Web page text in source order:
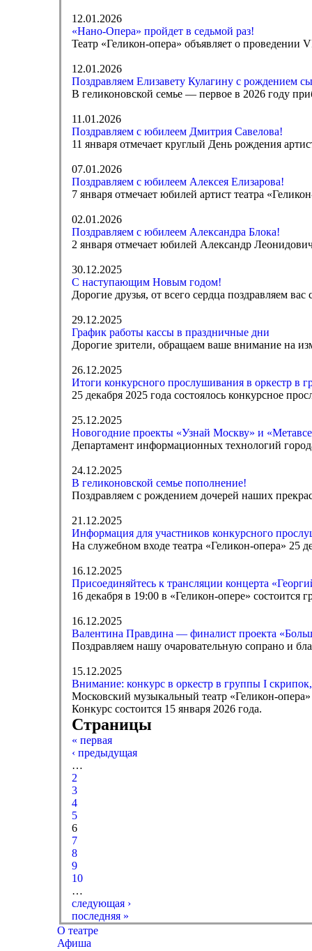
12.01.2026
«Нано-Опера» пройдет в седьмой раз!
Театр «Геликон-опера» объявляет о
12.01.2026
Поздравляем Елизавету Кулагину с рождением
В геликоновской семье — первое в 2026 году
11.01.2026
Поздравляем с юбилеем Дмитрия Савелова!
11 января отмечает круглый День рождения
07.01.2026
Поздравляем с юбилеем Алексея Елизарова!
7 января отмечает юбилей артист театра
02.01.2026
Поздравляем с юбилеем Александра Блока!
2 января отмечает юбилей Александр
30.12.2025
С наступающим Новым годом!
Дорогие друзья, от всего сердца поздравляем
29.12.2025
График работы кассы в праздничные дни
Дорогие зрители, обращаем ваше внимание на
26.12.2025
Итоги конкурсного прослушивания в оркестр в
25 декабря 2025 года состоялось конкурсное
25.12.2025
Новогодние проекты «Узнай Москву» и
Департамент информационных технологий
24.12.2025
В геликоновской семье пополнение!
Поздравляем с рождением дочерей наших
21.12.2025
Информация для участников конкурсного
На служебном входе театра «Геликон-опера» 25
16.12.2025
Присоединяйтесь к трансляции концерта
16 декабря в 19:00 в «Геликон-опере»
16.12.2025
Валентина Правдина — финалист проекта
Поздравляем нашу очаровательную сопрано и
15.12.2025
Внимание: конкурс в оркестр в группы I
Московский музыкальный театр «Геликон-
Конкурс состоится 15 января 2026 года.
Страницы
« первая
‹ предыдущая
…
2
3
4
5
6
7
8
9
10
…
следующая ›
последняя »
О театре
Афиша